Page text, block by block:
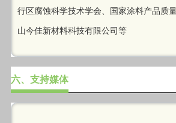
行区腐蚀科学技术学会、国家涂料产品质
山今佳新材料科技有限公司等
六、支持媒体